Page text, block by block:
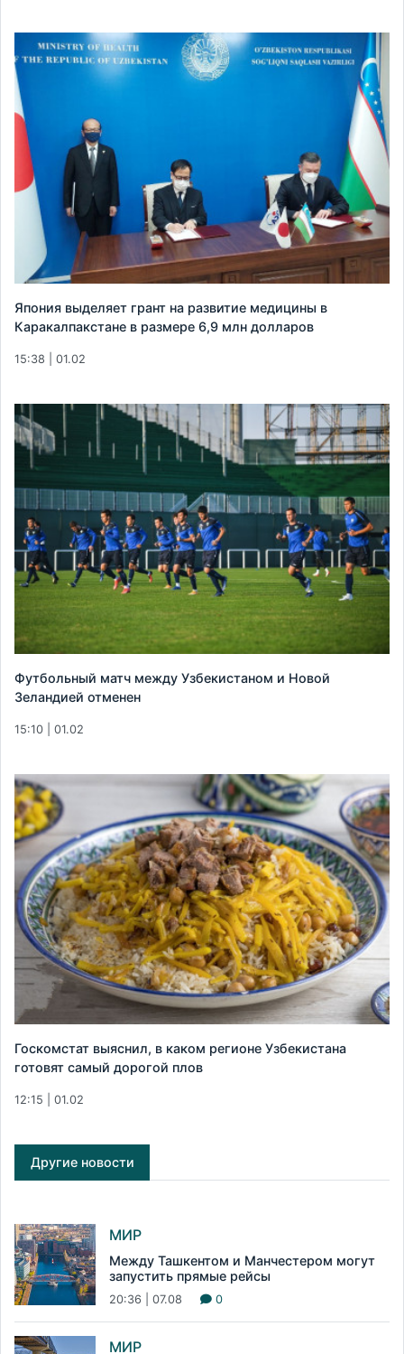
Япония выделяет грант на развитие медицины в
Каракалпакстане в размере 6,9 млн долларов
15:38 | 01.02
Футбольный матч между Узбекистаном и Новой
Зеландией отменен
15:10 | 01.02
Госкомстат выяснил, в каком регионе Узбекистана
готовят самый дорогой плов
12:15 | 01.02
Другие новости
МИР
Между Ташкентом и Манчестером могут
запустить прямые рейсы
20:36 | 07.08 0
МИР